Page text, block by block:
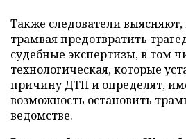
Также следователи
трамвая предотвратить
судебные экспертизы, в том
технологическая, которые
причину ДТП и определят,
возможность остановить
ведомстве.